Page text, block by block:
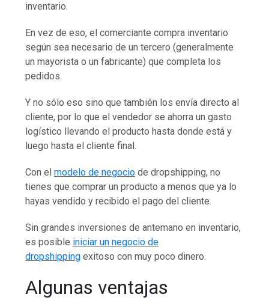
inventario.
En vez de eso, el comerciante compra inventario
según sea necesario de un tercero (generalmente
un mayorista o un fabricante) que completa los
pedidos.
Y no sólo eso sino que también los envía directo al
cliente, por lo que el vendedor se ahorra un gasto
logístico llevando el producto hasta donde está y
luego hasta el cliente final.
Con elmodelo de negocio de dropshipping, no
tienes que comprar un producto a menos que ya lo
hayas vendido y recibido el pago del cliente.
Sin grandes inversiones de antemano en inventario,
es posible iniciar un negocio de
dropshipping exitoso con muy poco dinero.
Algunas ventajas